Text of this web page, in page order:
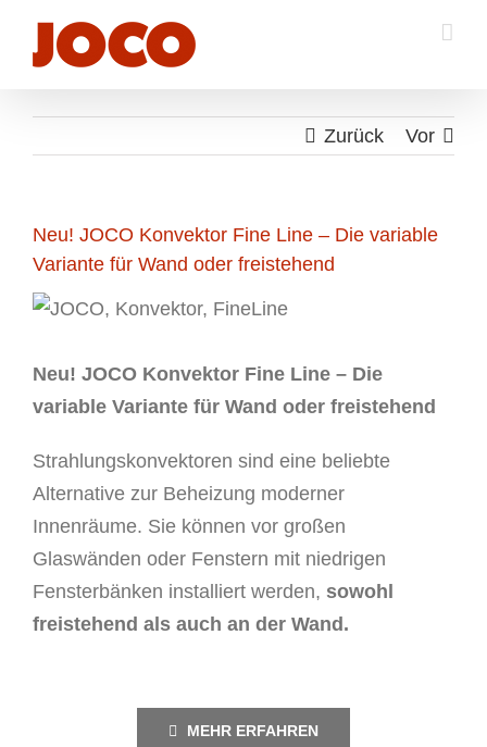
Inhalt
Zurück Vor
Neu! JOCO Konvektor Fine Line – Die variable
Variante für Wand oder freistehend
Neu! JOCO Konvektor Fine Line – Die
variable Variante für Wand oder freistehend
Strahlungskonvektoren sind eine beliebte
Alternative zur Beheizung moderner
Innenräume. Sie können vor großen
Glaswänden oder Fenstern mit niedrigen
Fensterbänken installiert werden, sowohl
freistehend als auch an der Wand.
MEHR ERFAHREN